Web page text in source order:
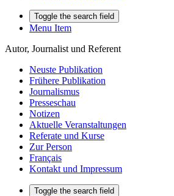
Toggle the search field
Menu Item
Autor, Journalist und Referent
Neuste Publikation
Frühere Publikation
Journalismus
Presseschau
Notizen
Aktuelle Veranstaltungen
Referate und Kurse
Zur Person
Français
Kontakt und Impressum
Toggle the search field